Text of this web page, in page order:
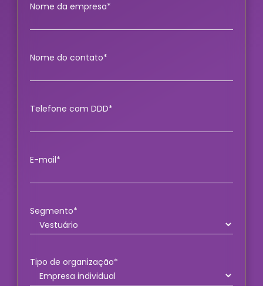
Nome da empresa*
Nome do contato*
Telefone com DDD*
E-mail*
Segmento*
Tipo de organização*